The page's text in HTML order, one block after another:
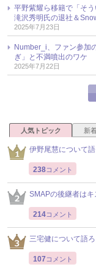
平野紫耀ら移籍で「そ
滝沢秀明氏の退社＆
2025年7月23日
Number_i、ファン参加
ぎ」と不満噴出のワケ
2025年7月22日
人気トピック 新
伊野尾慧について語
238コメント
SMAPの後継者は
214コメント
三宅健について語ろ
107 コメント